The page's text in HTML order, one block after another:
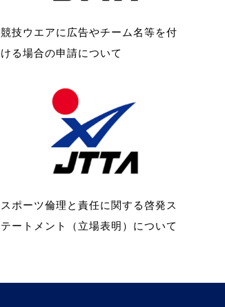
競技ウエアに広告やチーム名等を付
ける場合の申請について
スポーツ倫理と責任に関する啓発ス
テートメント（立場表明）について